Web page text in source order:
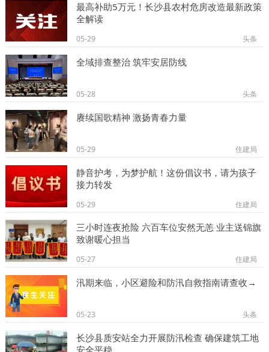
最高补助5万元！长沙县农村危房改造最新政策
全解读
05-29 头条
全域排查整治 筑牢安居防线
05-28 头条
赓续国歌精神 激扬青春力量
05-29 住建局
静音护考，为梦护航！这份倡议书，请为孩子
接力转发
05-29 住建局
三小时连夜抢险 六百车位安然无恙 业主送锦旗
致谢暖心担当
05-27 住建局
汛期来临，小区避险和防汛自救指南请查收→
05-23 头条
长沙县质安站全力开展防汛检查 确保建筑工地
安全平稳